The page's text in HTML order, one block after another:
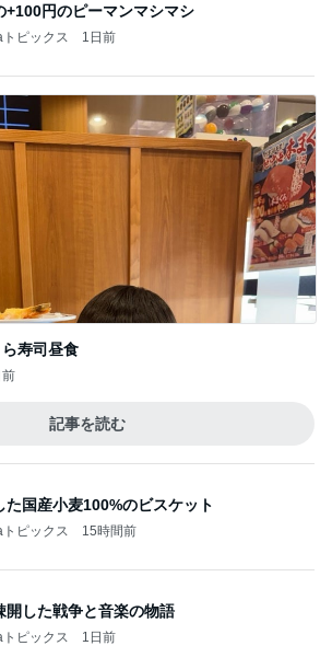
の誕生日
間前
記事を読む
トピックス 15時間前